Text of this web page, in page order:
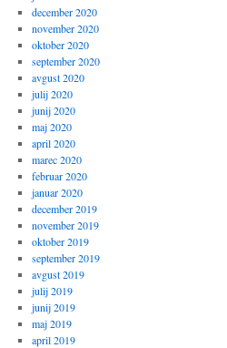
december 2020
november 2020
oktober 2020
september 2020
avgust 2020
julij 2020
junij 2020
maj 2020
april 2020
marec 2020
februar 2020
januar 2020
december 2019
november 2019
oktober 2019
september 2019
avgust 2019
julij 2019
junij 2019
maj 2019
april 2019